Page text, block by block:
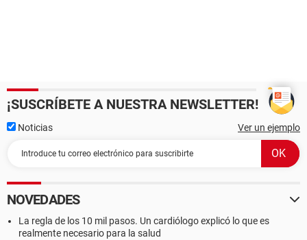
¡SUSCRÍBETE A NUESTRA NEWSLETTER!
Noticias Ver un ejemplo
NOVEDADES
La regla de los 10 mil pasos. Un cardiólogo explicó lo que es
realmente necesario para la salud